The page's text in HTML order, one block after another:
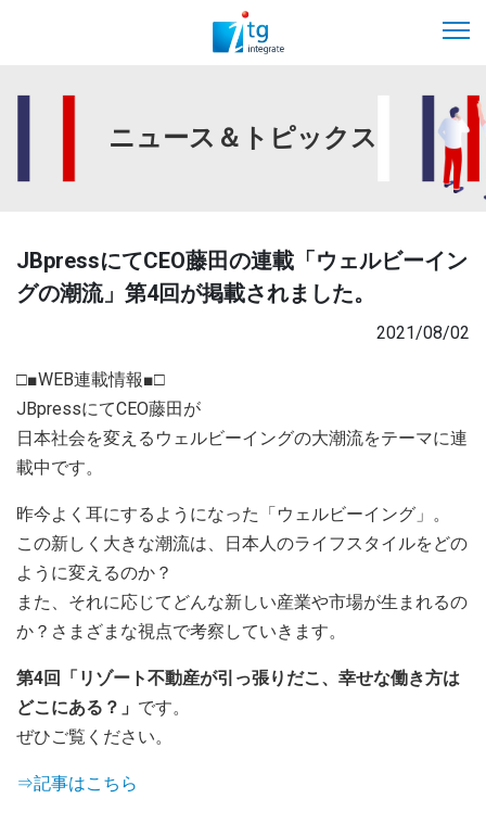
ニュース＆トピックス
JBpressにてCEO藤田の連載「ウェルビーイン
グの潮流」第4回が掲載されました。
2021/08/02
□■WEB連載情報■□
JBpressにてCEO藤田が
日本社会を変えるウェルビーイングの大潮流をテーマに連
載中です。
昨今よく耳にするようになった「ウェルビーイング」。
この新しく大きな潮流は、日本人のライフスタイルをどの
ように変えるのか？
また、それに応じてどんな新しい産業や市場が生まれるの
か？さまざまな視点で考察していきます。
第4回「リゾート不動産が引っ張りだこ、幸せな働き方は
どこにある？」 です。
ぜひご覧ください。
⇒記事はこちら